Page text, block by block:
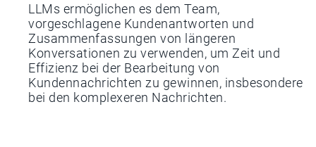
LLMs ermöglichen es dem Team,
vorgeschlagene Kundenantworten und
Zusammenfassungen von längeren
Konversationen zu verwenden, um Zeit und
Effizienz bei der Bearbeitung von
Kundennachrichten zu gewinnen, insbesondere
bei den komplexeren Nachrichten.